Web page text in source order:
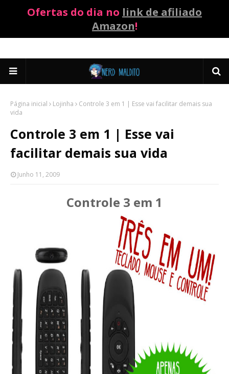
Ofertas do dia no link de afiliado
Amazon!
Página inicial Lojinha
Controle 3 em 1 | Esse vai facilitar demais sua
vida
Controle 3 em 1 | Esse vai
facilitar demais sua vida
Junho 11, 2009
Controle 3 em 1